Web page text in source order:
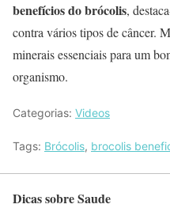
benefícios do brócolis,
contra vários tipos de câncer.
minerais essenciais para um
organismo.
Categorias: Videos
Tags: Brócolis, brocolis
Dicas sobre Saude